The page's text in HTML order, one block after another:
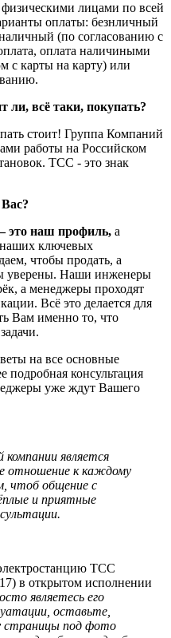
лицами по всей
оплаты: безнличный
(по согласованию с
оплата наличиными
с карты на карту) или
ли, всё таки, покупать?
стоит! Группа Компаний
работы на Российском
ТСС - это знак
– это наш профиль, а
наших ключевых
чтобы продать, а
уверены. Наши инженеры
а менеджеры проходят
Всё это делается для
Вам именно то, что
на все основные
подробная консультация
уже ждут Вашего
является
отношение к каждому
чтоб общение с
и приятные
ТСС
в открытом исполнении
являетесь его
оставьте,
страницы под фото